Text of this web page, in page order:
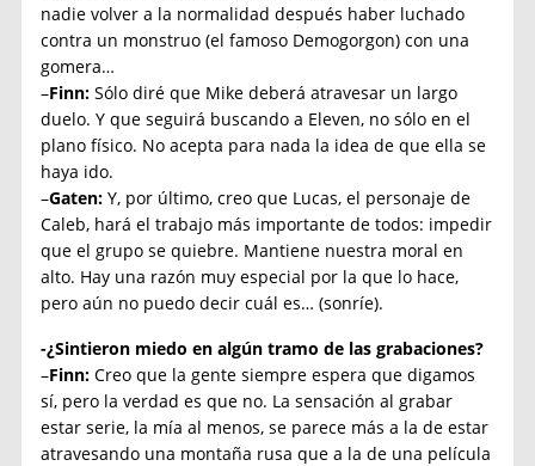
nadie volver a la normalidad después haber luchado
contra un monstruo (el famoso Demogorgon) con una
gomera…
–Finn: Sólo diré que Mike deberá atravesar un largo
duelo. Y que seguirá buscando a Eleven, no sólo en el
plano físico. No acepta para nada la idea de que ella se
haya ido.
–Gaten: Y, por último, creo que Lucas, el personaje de
Caleb, hará el trabajo más importante de todos: impedir
que el grupo se quiebre. Mantiene nuestra moral en
alto. Hay una razón muy especial por la que lo hace,
pero aún no puedo decir cuál es… (sonríe).
-¿Sintieron miedo en algún tramo de las grabaciones?
–Finn: Creo que la gente siempre espera que digamos
sí, pero la verdad es que no. La sensación al grabar
estar serie, la mía al menos, se parece más a la de estar
atravesando una montaña rusa que a la de una película